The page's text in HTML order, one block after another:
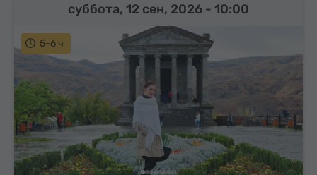
5-6 ч
суббота, 12 сен, 2026 - 10:00